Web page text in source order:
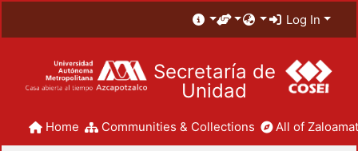
Log In
Secretaría de
Unidad
Home Communities & Collections All of